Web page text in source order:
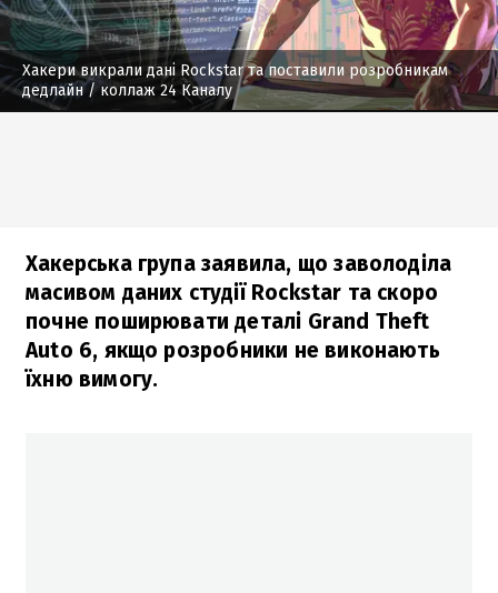
Хакери викрали дані Rockstar та поставили розробникам
дедлайн/ коллаж 24 Каналу
Хакерська група заявила, що заволоділа
масивом даних студії Rockstar та скоро
почне поширювати деталі Grand Theft
Auto 6, якщо розробники не виконають
їхню вимогу.